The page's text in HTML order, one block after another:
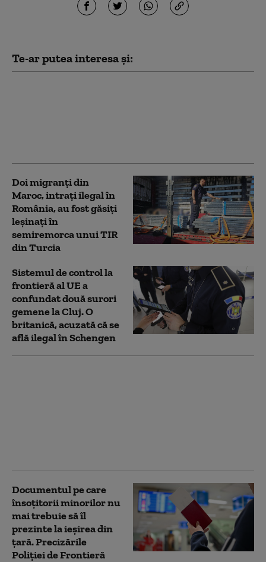
Te-ar putea interesa și:
Doi migranți din
Maroc, intrați ilegal în
România, au fost găsiți
leșinați în
semiremorca unui TIR
din Turcia
Sistemul de control la
frontieră al UE a
confundat două surori
gemene la Cluj. O
britanică, acuzată că se
află ilegal în Schengen
Documentul pe care
însoțitorii minorilor nu
mai trebuie să îl
prezinte la ieșirea din
țară. Precizările
Poliției de Frontieră